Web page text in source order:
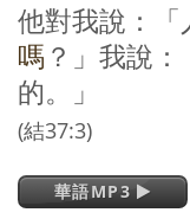
他對我說：
嗎 ？」我說
的。」
(結37:3)
華語MP3